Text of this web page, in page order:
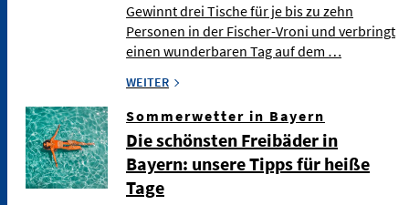
Gewinnt drei Tische für je bis zu zehn
Personen in der Fischer-Vroni und verbringt
einen wunderbaren Tag auf dem …
WEITER
Sommerwetter in Bayern
Die schönsten Freibäder in
Bayern: unsere Tipps für heiße
Tage